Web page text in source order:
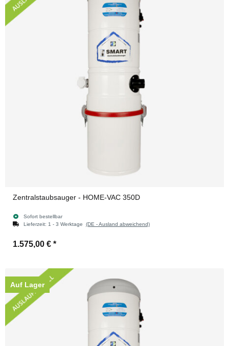
Zentralstaubsauger - HOME-VAC 350D
Sofort bestellbar
Lieferzeit: 1 - 3 Werktage (DE - Ausland abweichend)
1.575,00 € *
Auf Lager